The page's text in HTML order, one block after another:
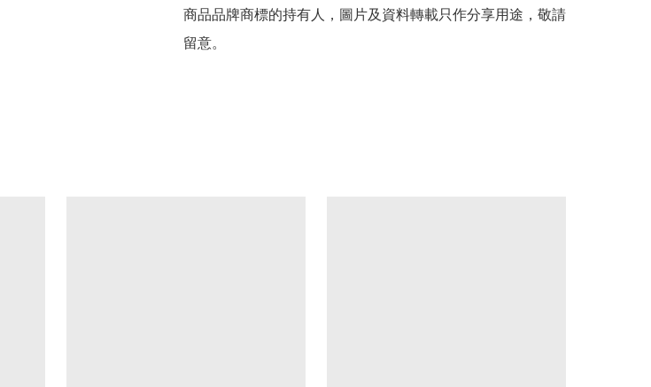
商品品牌商標的持有人，圖片及資料轉載只作分享用途，敬請
留意。